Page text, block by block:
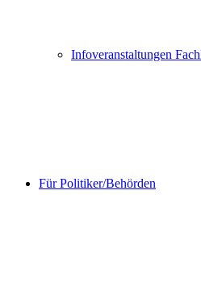
Infoveranstaltungen
Für Politiker/Behörden